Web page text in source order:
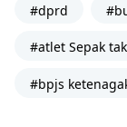
#dprd
#atlet Sepak
#bpjs